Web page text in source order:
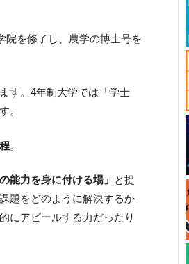
院を修了し、農学の博士号を
す。4年制大学では「学士
。
。
能力を身に付ける場」 と捉
題をどのように解決するか
にアピールする力だったり